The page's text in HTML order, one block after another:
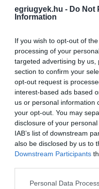
egriugyek.hu - Do Not
Information
If you wish to opt-out of
processing of your
targeted advertising by
section to confirm your
opt-out request is
interest-based ads based
us or personal information
your opt-out. You may
disclosure of your
IAB’s list of downstream
also be disclosed by us to
Downstream Participants
Please note that this
Personal Data
ÚJ
TATA
2026.
TÖBB
2026.